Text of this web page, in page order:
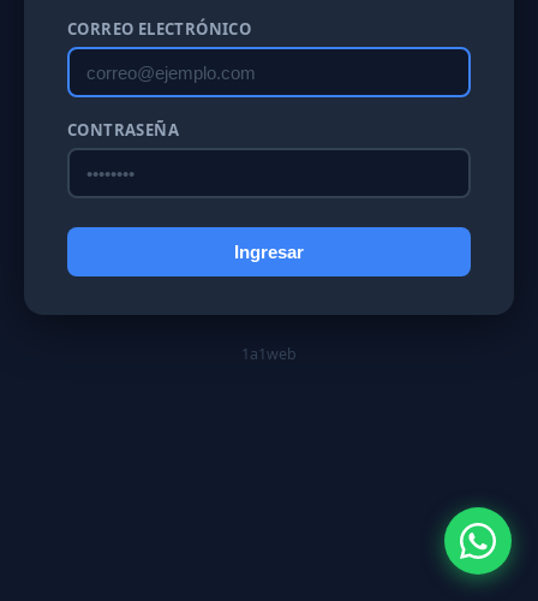
CORREO ELECTRÓNICO
CONTRASEÑA
Ingresar
1a1web